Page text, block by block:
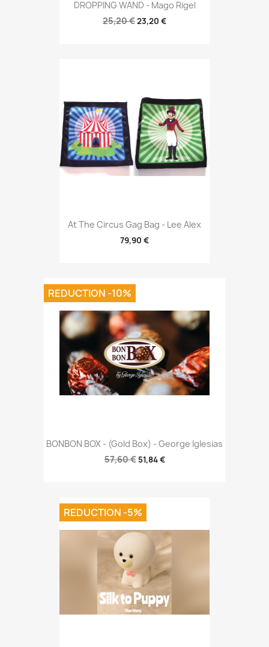
DROPPING WAND - Mago Rigel
25,20 €23,20 €
At The Circus Gag Bag - Lee Alex
79,90 €
BONBON BOX - (Gold Box) - George Iglesias
57,60 € 51,84 €
REDUCTION -10%
REDUCTION -5%